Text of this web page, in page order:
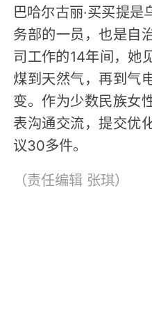
巴哈尔古丽·买买提
务部的一员，也是自
司工作的14年间，她
煤到天然气，再到气
变。作为少数民族女
表沟通交流，提交优
议30多件。
（责任编辑 张琪）